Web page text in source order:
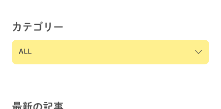
カテゴリー
最新の記事